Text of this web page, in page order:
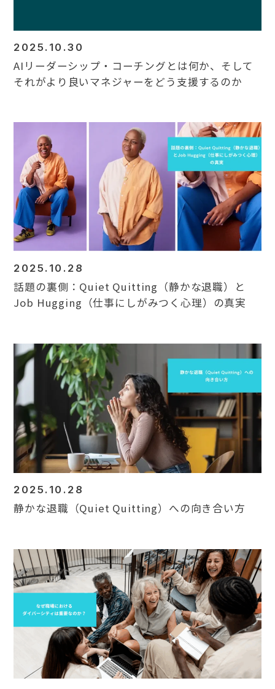
2025.10.30
AIリーダーシップ・コーチングとは何か、そして
それがより良いマネジャーをどう支援するのか
2025.10.28
話題の裏側：Quiet Quitting（静かな退職）と
Job Hugging（仕事にしがみつく心理）の真実
2025.10.28
静かな退職（Quiet Quitting）への向き合い方